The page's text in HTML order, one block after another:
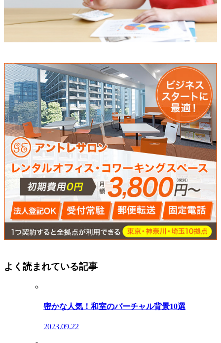
よく読まれている記事
密かな人気！和室のバーチャル背景10選
2023.09.22